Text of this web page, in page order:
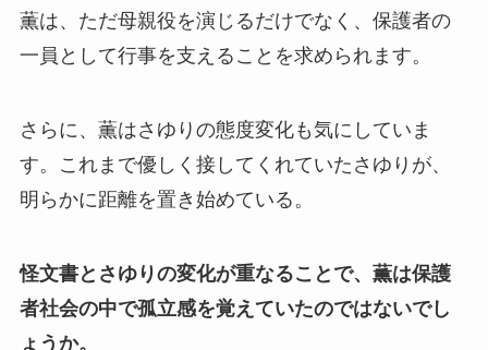
薫は、ただ母親役を演じるだけでなく、保護者の
一員として行事を支えることを求められます。
さらに、薫はさゆりの態度変化も気にしていま
す。これまで優しく接してくれていたさゆりが、
明らかに距離を置き始めている。
怪文書とさゆりの変化が重なることで、薫は保護
者社会の中で孤立感を覚えていたのではないでし
ょうか。